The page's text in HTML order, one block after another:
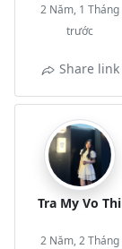
2 Năm, 1 Tháng
trước
Share link
Tra My Vo Thi
2 Năm, 2 Tháng